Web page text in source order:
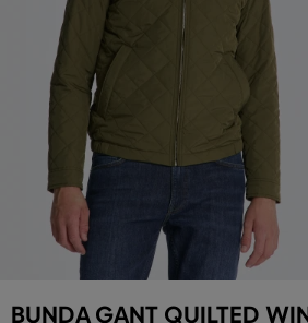
BUNDA GANT QUILTED